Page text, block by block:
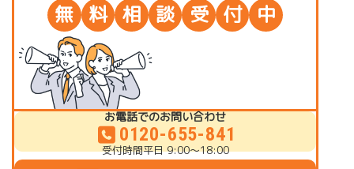
無 料 相 談 受 付 中
お電話でのお問い合わせ
0120-655-841
受付時間平日 9:00～18:00